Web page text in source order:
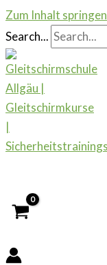
Zum Inhalt springen
Search...